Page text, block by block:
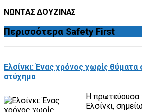
ΝΩΝΤΑΣ ΔΟΥΖΙΝΑΣ
Περισσότερα Safety First
Ελσίνκι: Ένας χρόνος χωρίς θύματα
ατύχημα
Η πρωτεύουσα
Ελσίνκι,